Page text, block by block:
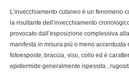
L’invecchiamento cutaneo è un fenomeno
la risultante dell’invecchiamento
provocato dall’esposizione complessiva
manifesta in misura più o meno accentuata
fotoesposte, braccia, viso, collo ed è
epidermide generalmente ispessita ,